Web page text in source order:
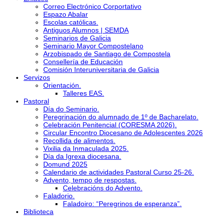
Correo Electrónico Corportativo
Espazo Abalar
Escolas católicas.
Antiguos Alumnos | SEMDA
Seminarios de Galicia
Seminario Mayor Compostelano
Arzobispado de Santiago de Compostela
Consellería de Educación
Comisión Interuniversitaria de Galicia
Servizos
Orientación.
Talleres EAS.
Pastoral
Día do Seminario.
Peregrinación do alumnado de 1º de Bacharelato.
Celebración Penitencial (CORESMA 2026).
Circular Encontro Diocesano de Adolescentes 2026
Recollida de alimentos.
Vixilia da Inmaculada 2025.
Día da Igrexa diocesana.
Domund 2025
Calendario de actividades Pastoral Curso 25-26.
Advento, tempo de respostas.
Celebracións do Advento.
Faladorio.
Faladoiro: “Peregrinos de esperanza”.
Biblioteca